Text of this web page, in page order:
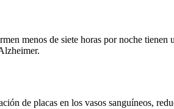
menos de siete horas por noche
de placas en los vasos sanguíneos,